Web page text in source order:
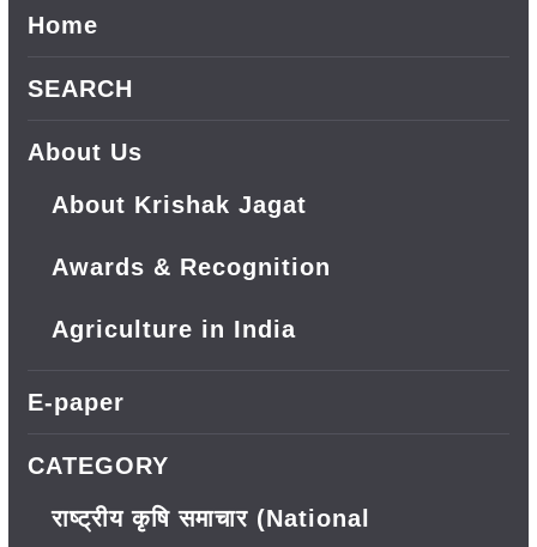
Home
SEARCH
About Us
About Krishak Jagat
Awards & Recognition
Agriculture in India
E-paper
CATEGORY
राष्ट्रीय कृषि समाचार (National